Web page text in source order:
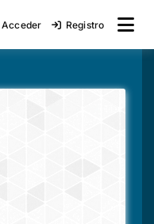
Acceder Registro